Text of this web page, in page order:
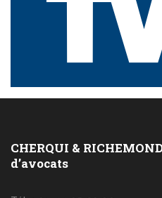
CHERQUI &
d’avocats